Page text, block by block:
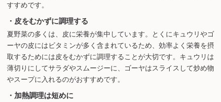
すすめです。
・皮をむかずに調理する
夏野菜の多くは、皮に栄養が集中しています。とくにキュウリやゴ
ーヤの皮にはビタミンが多く含まれているため、効率よく栄養を摂
取するためには皮をむかずに調理することが大切です。キュウリは
薄切りにしてサラダやスムージーに、ゴーヤはスライスして炒め物
やスープに入れるのがおすすめです。
・加熱調理は短めに